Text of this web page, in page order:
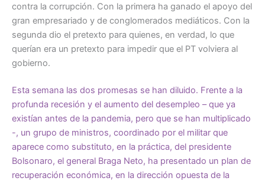
contra la corrupción. Con la primera ha ganado el apoyo del
gran empresariado y de conglomerados mediáticos. Con la
segunda dio el pretexto para quienes, en verdad, lo que
querían era un pretexto para impedir que el PT volviera al
gobierno.
Esta semana las dos promesas se han diluido. Frente a la
profunda recesión y el aumento del desempleo – que ya
existían antes de la pandemia, pero que se han multiplicado
-, un grupo de ministros, coordinado por el militar que
aparece como substituto, en la práctica, del presidente
Bolsonaro, el general Braga Neto, ha presentado un plan de
recuperación económica, en la dirección opuesta de la